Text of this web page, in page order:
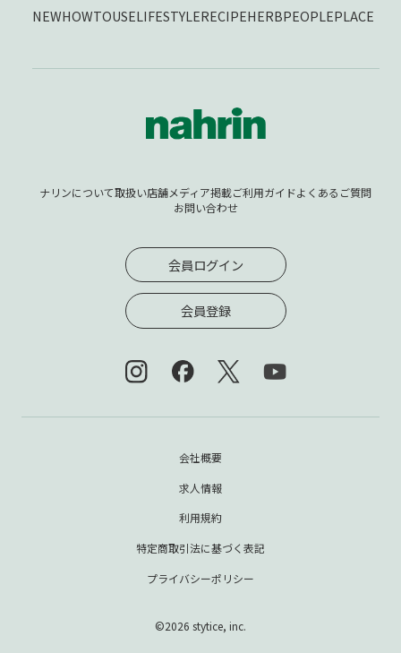
NEWHOWTOUSELIFESTYLERECIPEHERBPEOPLEPLACE
ナリンについて取扱い店舗メディア掲載ご利用ガイドよくあるご質問
お問い合わせ
会員ログイン
会員登録
会社概要
求人情報
利用規約
特定商取引法に基づく表記
プライバシーポリシー
©2026 stytice, inc.